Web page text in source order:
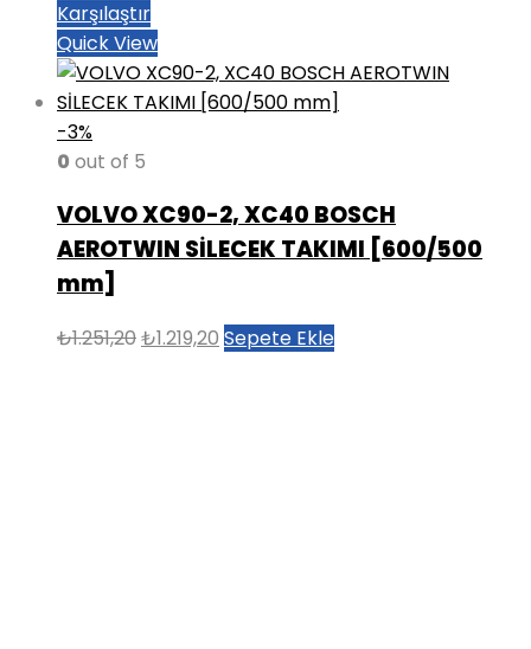
Karşılaştır
Quick View
-3%
0 out of 5
VOLVO XC90-2, XC40 BOSCH
AEROTWIN SİLECEK TAKIMI [600/500
mm]
₺1.251,20Orijinal
₺1.219,20 Şu
Sepete Ekle